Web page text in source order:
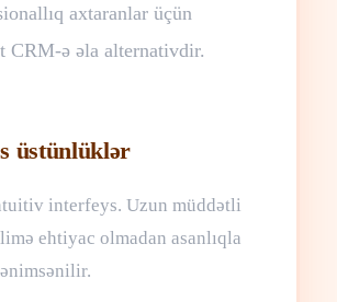
axtaranlar üçün
CRM-ə əla alternativdir.
üstünlüklər
interfeys. Uzun müddətli
ehtiyac olmadan asanlıqla